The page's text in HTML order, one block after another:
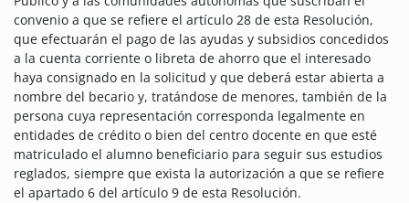
convenio a que se refiere el artículo 28 de esta Resolución,
que efectuarán el pago de las ayudas y subsidios concedidos
a la cuenta corriente o libreta de ahorro que el interesado
haya consignado en la solicitud y que deberá estar abierta a
nombre del becario y, tratándose de menores, también de la
persona cuya representación corresponda legalmente en
entidades de crédito o bien del centro docente en que esté
matriculado el alumno beneficiario para seguir sus estudios
reglados, siempre que exista la autorización a que se refiere
el apartado 6 del artículo 9 de esta Resolución.